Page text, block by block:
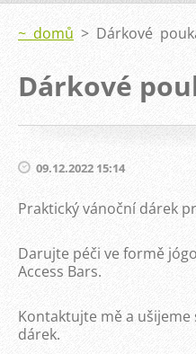
~ domů > Dárkové
Dárkové
09.12.2022 15:14
Praktický vánoční dárek
Darujte péči ve formě
Access Bars.
Kontaktujte mě a
dárek.